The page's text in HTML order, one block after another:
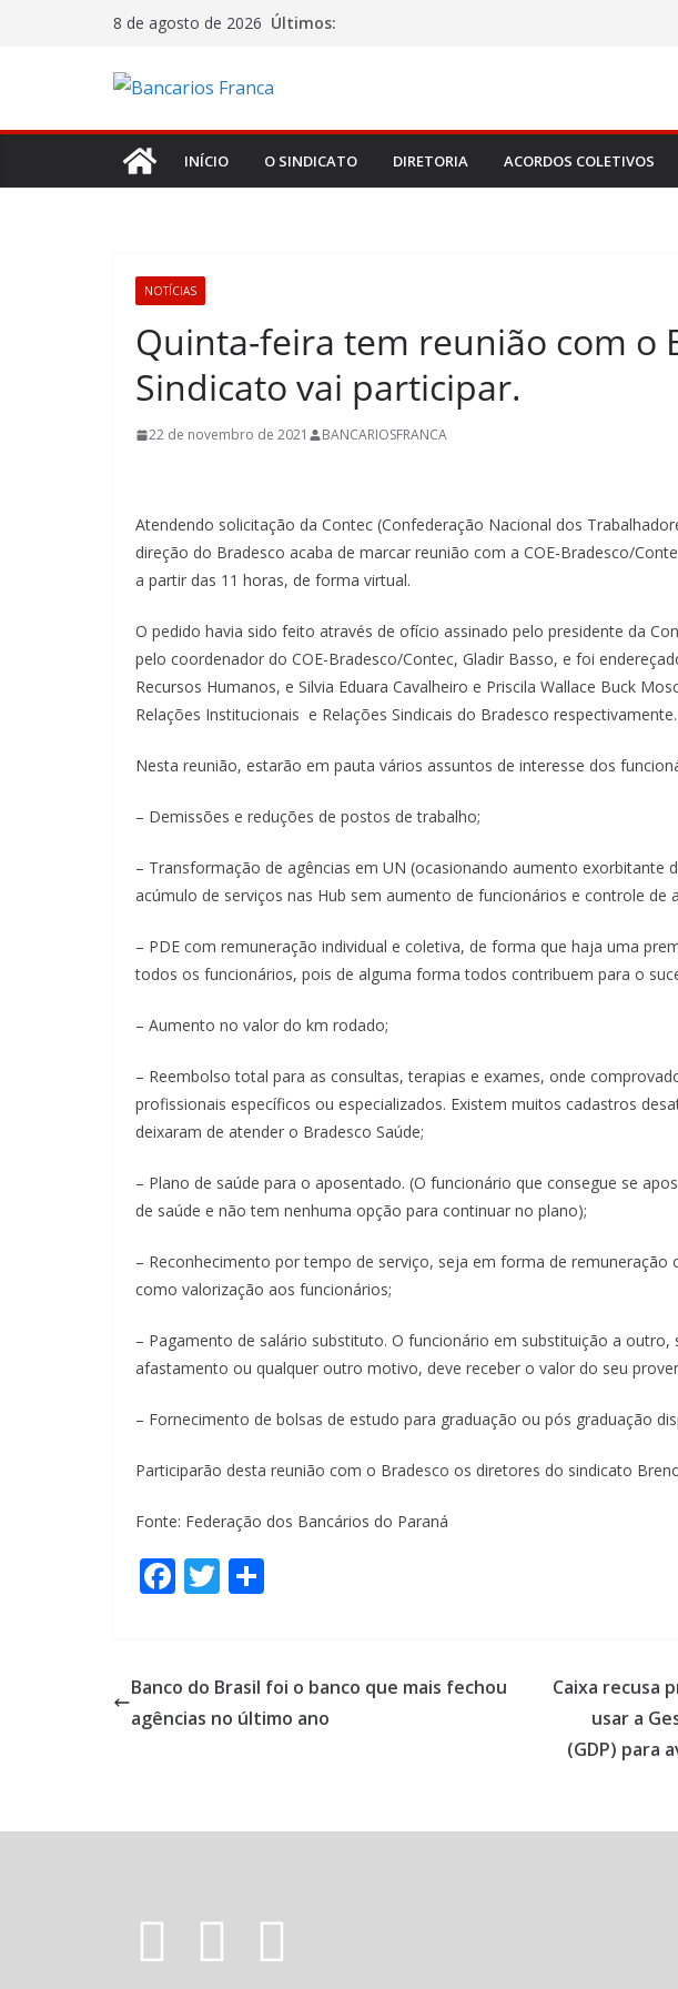
8 de agosto de 2026 Últimos:
INÍCIO O SINDICATO DIRETORIA ACORDOS COLETIVOS
NOTÍCIAS
Quinta-feira tem reunião com o
Sindicato vai participar.
22 de novembro de 2021 BANCARIOSFRANCA
Atendendo solicitação da Contec (Confederação Nacional dos
direção do Bradesco acaba de marcar reunião com a COE-Bradesco/
a partir das 11 horas, de forma virtual.
O pedido havia sido feito através de ofício assinado pelo presidente da
pelo coordenador do COE-Bradesco/Contec, Gladir Basso, e foi
Recursos Humanos, e Silvia Eduara Cavalheiro e Priscila Wallace Buck
Relações Institucionais e Relações Sindicais do Bradesco respectivamente.
Nesta reunião, estarão em pauta vários assuntos de interesse dos
– Demissões e reduções de postos de trabalho;
– Transformação de agências em UN (ocasionando aumento exorbitante
acúmulo de serviços nas Hub sem aumento de funcionários e controle de
– PDE com remuneração individual e coletiva, de forma que haja uma
todos os funcionários, pois de alguma forma todos contribuem para o
– Aumento no valor do km rodado;
– Reembolso total para as consultas, terapias e exames, onde
profissionais específicos ou especializados. Existem muitos cadastros
deixaram de atender o Bradesco Saúde;
– Plano de saúde para o aposentado. (O funcionário que consegue se
de saúde e não tem nenhuma opção para continuar no plano);
– Reconhecimento por tempo de serviço, seja em forma de remuneração
como valorização aos funcionários;
– Pagamento de salário substituto. O funcionário em substituição a
afastamento ou qualquer outro motivo, deve receber o valor do seu
– Fornecimento de bolsas de estudo para graduação ou pós graduação
Participarão desta reunião com o Bradesco os diretores do sindicato
Fonte: Federação dos Bancários do Paraná
F
b
o
T
er e
Banco do Brasil foi o banco que mais fechou
agências no último ano
Caixa recusa
usar a
(GDP) para